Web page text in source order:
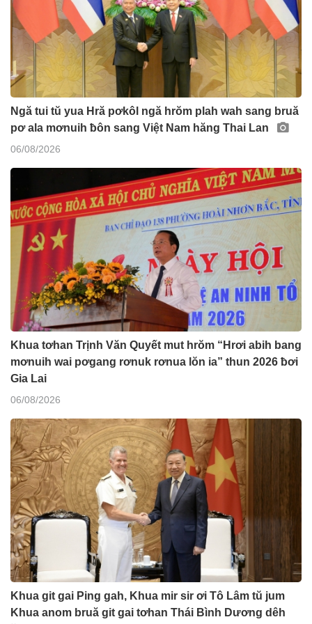
Ngă tui tŭ yua Hră pơkôl ngă hrŏm plah wah sang bruă
pơ ala mơnuih ƀôn sang Việt Nam hăng Thai Lan
06/08/2026
Khua tơhan Trịnh Văn Quyết mut hrŏm “Hrơi abih bang
mơnuih wai pơgang rơnuk rơnua lŏn ia” thun 2026 ƀơi
Gia Lai
06/08/2026
Khua git gai Ping gah, Khua mir sir ơi Tô Lâm tŭ jum
Khua anom bruă git gai tơhan Thái Bình Dương dêh